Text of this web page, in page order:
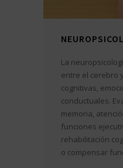
La
entre el cerebro
cognitivas,
conductuales.
memoria,
funciones
rehabilitación
o compensar